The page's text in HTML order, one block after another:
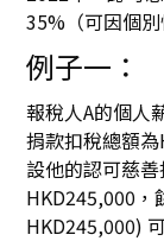
35%（可因個
例子一：
報稅人A的個人
捐款扣稅總額
設他的認可慈
HKD245,000，
HKD245,000)